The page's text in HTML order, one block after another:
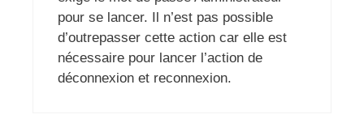
pour se lancer. Il n’est pas possible
d’outrepasser cette action car elle est
nécessaire pour lancer l’action de
déconnexion et reconnexion.